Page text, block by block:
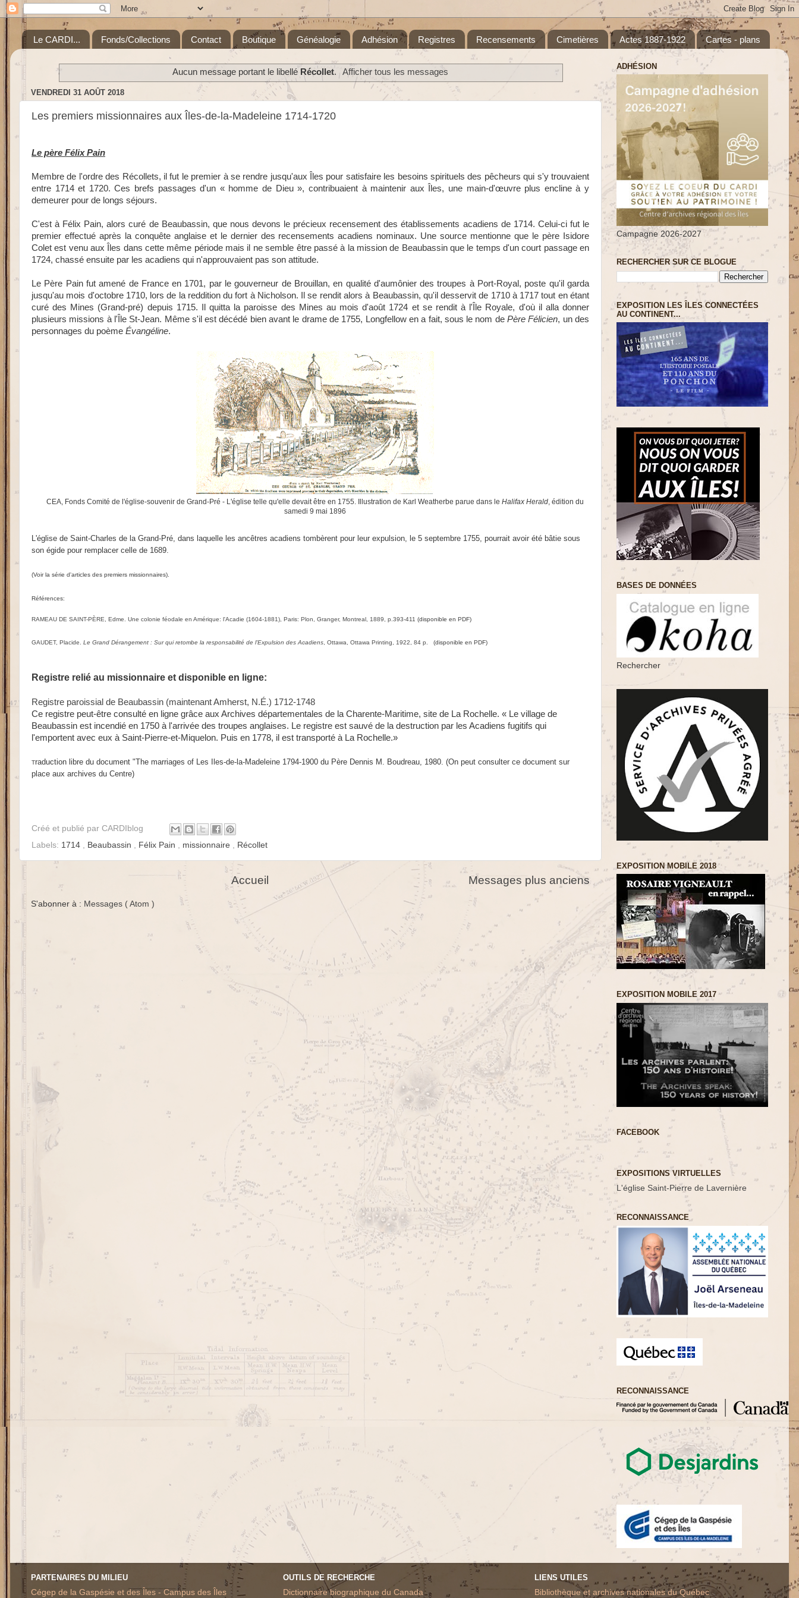
Le CARDI... Fonds/Collections Contact Boutique Généalogie Adhésion Registres Recensements Cimetières Actes 1887-1922 Cartes - plans
Aucun message portant le libellé Récollet. Afficher tous les messages
VENDREDI 31 AOÛT 2018
Les premiers missionnaires aux Îles-de-la-Madeleine 1714-1720
Le père Félix Pain
Membre de l'ordre des Récollets, il fut le premier à se rendre jusqu'aux Îles pour satisfaire les besoins spirituels des pêcheurs qui s'y trouvaient
entre 1714 et 1720. Ces brefs passages d'un « homme de Dieu », contribuaient à maintenir aux Îles, une main-d'œuvre plus encline à y
demeurer pour de longs séjours.
C'est à Félix Pain, alors curé de Beaubassin, que nous devons le précieux recensement des établissements acadiens de 1714. Celui-ci fut le
premier effectué après la conquête anglaise et le dernier des recensements acadiens nominaux. Une source mentionne que le père Isidore
Colet est venu aux Îles dans cette même période mais il ne semble être passé à la mission de Beaubassin que le temps d'un court passage en
1724, chassé ensuite par les acadiens qui n'approuvaient pas son attitude.
Le Père Pain fut amené de France en 1701, par le gouverneur de Brouillan, en qualité d'aumônier des troupes à Port-Royal, poste qu'il garda
jusqu'au mois d'octobre 1710, lors de la reddition du fort à Nicholson. Il se rendit alors à Beaubassin, qu'il desservit de 1710 à 1717 tout en étant
curé des Mines (Grand-pré) depuis 1715. Il quitta la paroisse des Mines au mois d'août 1724 et se rendit à l'Île Royale, d'où il alla donner
plusieurs missions à l'Île St-Jean. Même s'il est décédé bien avant le drame de 1755, Longfellow en a fait, sous le nom dePère Félicien, un des
personnages du poème Évangéline.
CEA, Fonds Comité de l'église-souvenir de Grand-Pré - L'église telle qu'elle devait être en 1755. Illustration de Karl Weatherbe parue dans le Halifax Herald, édition du
samedi 9 mai 1896
L'église de Saint-Charles de la Grand-Pré, dans laquelle les ancêtres acadiens tombèrent pour leur expulsion, le 5 septembre 1755, pourrait avoir été bâtie sous
son égide pour remplacer celle de 1689.
(Voir la série d'articles des premiers missionnaires).
Références:
RAMEAU DE SAINT-PÈRE, Edme. Une colonie féodale en Amérique: l'Acadie (1604-1881), Paris: Plon, Granger, Montreal, 1889, p.393-411 (disponible en PDF)
GAUDET, Placide. Le Grand Dérangement : Sur qui retombe la responsabilité de l'Expulsion des Acadiens , Ottawa, Ottawa Printing, 1922, 84 p. (disponible en PDF)
Registre relié au missionnaire et disponible en ligne:
Registre paroissial de Beaubassin (maintenant Amherst, N.É.) 1712-1748
Ce registre peut-être consulté en ligne grâce aux Archives départementales de la Charente-Maritime, site de La Rochelle. « Le village de
Beaubassin est incendié en 1750 à l'arrivée des troupes anglaises. Le registre est sauvé de la destruction par les Acadiens fugitifs qui
l'emportent avec eux à Saint-Pierre-et-Miquelon. Puis en 1778, il est transporté à La Rochelle.»
Traduction libre du document "The marriages of Les Iles-de-la-Madeleine 1794-1900 du Père Dennis M. Boudreau, 1980. (On peut consulter ce document sur
place aux archives du Centre)
Créé et publié par CARDIblog
Labels: 1714 Beaubassin Félix Pain missionnaire Récollet
Messages plus anciens
Accueil
S'abonner à : Messages ( Atom )
ADHÉSION
Campagne 2026-2027
RECHERCHER SUR CE BLOGUE
EXPOSITION LES ÎLES CONNECTÉES
AU CONTINENT...
BASES DE DONNÉES
Rechercher
EXPOSITION MOBILE 2018
EXPOSITION MOBILE 2017
FACEBOOK
EXPOSITIONS VIRTUELLES
L'église Saint-Pierre de Lavernière
RECONNAISSANCE
RECONNAISSANCE
PARTENAIRES DU MILIEU
Cégep de la Gaspésie et des Îles - Campus des Îles
OUTILS DE RECHERCHE
Dictionnaire biographique du Canada
LIENS UTILES
Bibliothèque et archives nationales du Québec